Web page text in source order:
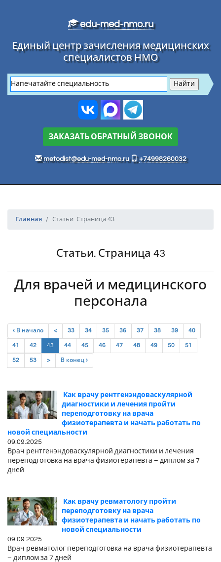
edu-med-nmo.ru
Единый центр зачисления медицинских
специалистов НМО
ЗАКАЗАТЬ ОБРАТНЫЙ ЗВОНОК
metodist@edu-med-nmo.ru +74998260032
Главная Статьи. Страница 43
Статьи. Страница 43
Для врачей и медицинского
персонала
‹ В начало < 33 34 35 36 37 38 39 40
41 42 43 (current)
44 45 46 47 48 49 50 51
52 53 > В конец ›
Как врачу рентгенэндоваскулярной
диагностики и лечения пройти
переподготовку на врача
физиотерапевта и начать работать по
новой специальности
09.09.2025
Врач рентгенэндоваскулярной диагностики и лечения
переподготовка на врача физиотерапевта – диплом за 7
дней
Как врачу ревматологу пройти
переподготовку на врача
физиотерапевта и начать работать по
новой специальности
09.09.2025
Врач ревматолог переподготовка на врача физиотерапевта
– диплом за 7 дней